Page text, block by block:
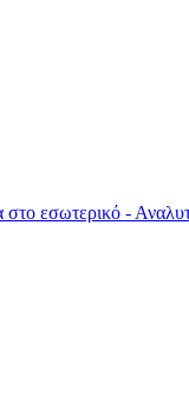
στο εσωτερικό -